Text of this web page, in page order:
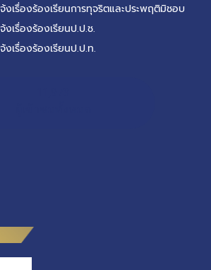
งเรื่องร้องเรียนการทุจริตและประพฤติมิชอบ
งเรื่องร้องเรียนป.ป.ช.
งเรื่องร้องเรียนป.ป.ท.